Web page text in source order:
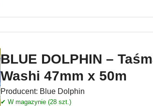
BLUE DOLPHIN –
Washi 47mm x 50m
Producent: Blue Dolphin
✔ W magazynie (28 szt.)